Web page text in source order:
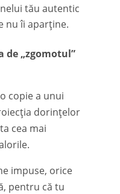
tău autentic
nu îi aparține.
de „zgomotul”
copie a unui
dorințelor
cea mai
impuse, orice
pentru că tu